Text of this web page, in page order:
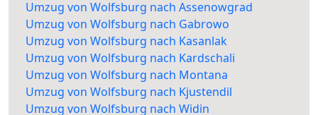
Umzug von Wolfsburg nach Assenowgrad
Umzug von Wolfsburg nach Gabrowo
Umzug von Wolfsburg nach Kasanlak
Umzug von Wolfsburg nach Kardschali
Umzug von Wolfsburg nach Montana
Umzug von Wolfsburg nach Kjustendil
Umzug von Wolfsburg nach Widin